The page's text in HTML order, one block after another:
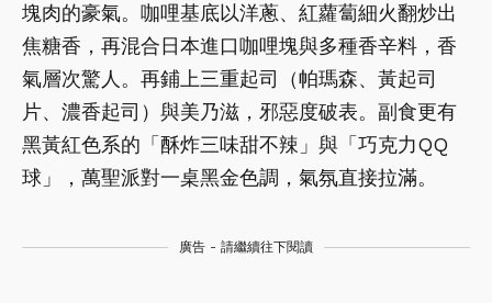
塊肉的豪氣。咖哩基底以洋蔥、紅蘿蔔細火翻炒出
焦糖香，再混合日本進口咖哩塊與多種香辛料，香
氣層次驚人。再鋪上三重起司（帕瑪森、黃起司
片、濃香起司）與美乃滋，邪惡度破表。副食更有
黑黃紅色系的「酥炸三味甜不辣」與「巧克力QQ
球」，萬聖派對一桌黑金色調，氣氛直接拉滿。
廣告 - 請繼續往下閱讀